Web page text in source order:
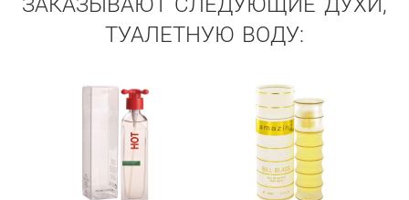
ТУАЛЕТНУЮ ВОДУ: